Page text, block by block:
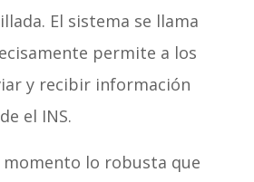
El sistema se llama
permite a los
y recibir información
el INS.
momento lo robusta que